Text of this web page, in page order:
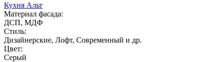
Кухня Альт
Материал фасада:
ДСП, МДФ
Стиль:
Дизайнерские, Лофт, Современный и др.
Цвет:
Серый